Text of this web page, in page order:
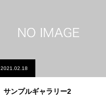
2021.02.18
サンプルギャラリー2